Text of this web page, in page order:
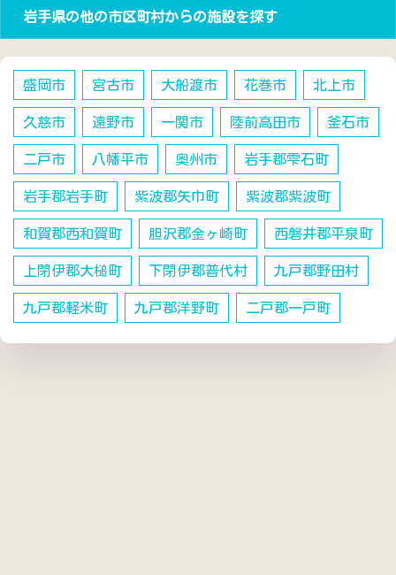
岩手県の他の市区町村からの施設を探す
盛岡市 宮古市 大船渡市 花巻市 北上市
久慈市 遠野市 一関市 陸前高田市 釜石市
二戸市 八幡平市 奥州市 岩手郡雫石町
岩手郡岩手町 紫波郡矢巾町 紫波郡紫波町
和賀郡西和賀町 胆沢郡金ヶ崎町 西磐井郡平泉町
上閉伊郡大槌町 下閉伊郡普代村 九戸郡野田村
九戸郡軽米町 九戸郡洋野町 二戸郡一戸町